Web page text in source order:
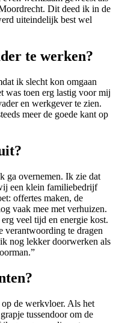
Dit deed ik in de
uiteindelijk best wel
te werken?
ik slecht kon omgaan
was toen erg lastig voor mij
en werkgever te zien.
meer de goede kant op
ga overnemen. Ik zie dat
een klein familiebedrijf
offertes maken, de
vaak mee met verhuizen.
veel tijd en energie kost.
verantwoording te dragen
nog lekker doorwerken als
de werkvloer. Als het
tussendoor om de